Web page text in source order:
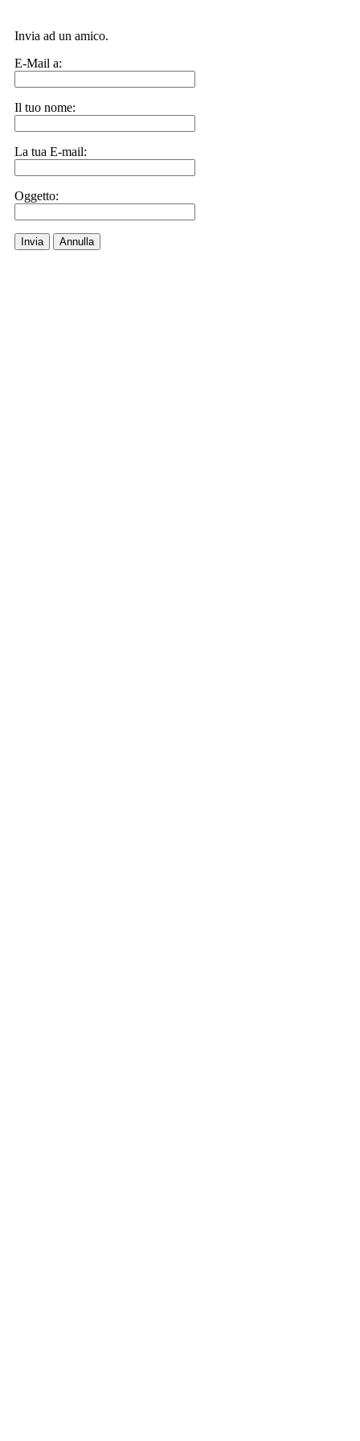
Invia ad un amico.
E-Mail a:
Il tuo nome:
La tua E-mail:
Oggetto:
Invia Annulla